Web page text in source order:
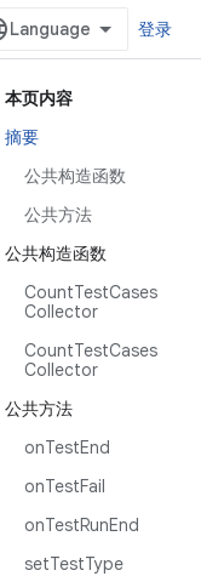
登录
本页内容
摘要
公共构造函数
公共方法
公共构造函数
CountTestCases
Collector
CountTestCases
Collector
公共方法
onTestEnd
onTestFail
onTestRunEnd
setTestType